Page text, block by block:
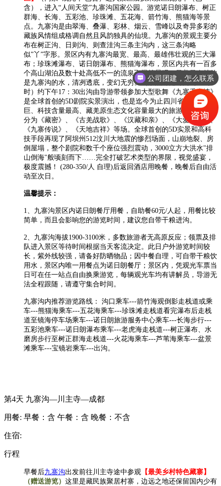
含），进入“人间天堂”九寨沟国家公园。游览诺日朗瀑布、树正
群海、长海、五彩池、珍珠滩、五花海、箭竹海、熊猫海等景
点。九寨沟是由翠海、叠瀑、彩林、烟云、雪峰以及奇异多彩的
藏族风情组成格调自然且风韵独具的仙境。九寨沟的景观主要分
布在树正沟、日则沟、则查洼沟三条主沟内，这三条沟略
似”丫”字形。景区内有九寨沟最宽、最高、最雄伟壮观的三大瀑
布；珍珠滩瀑布、诺日朗瀑布、熊猫海瀑布，景区内共有一百多
个高山湖泊及数十处高低不一的流泉飞瀑等景观。最美最奇特的
是九寨沟的水，清冽透底，变幻无穷。（景点游览时间约6-8小
时）约下午17：30出沟由导游带领参加大型歌舞《九寨千古情》
是全球首创的5D剧院实景演出，也是迄今为止四川省投资最
巨、科技含量最高、藏羌原生态文化容量最大的旅游演艺。演出
分为《藏密》、《古羌战歌》、《汉藏和亲》、《大爱无疆》、
《九寨传说》、《天地吉祥》等场。全球首创的5D实景和高科
技手段再现了阿坝州512汶川大地震的惨烈场面，山崩地裂、房
倒屋塌，整个剧院和数千个座位强烈震动，3000立方大洪水"排
山倒海"般顷刻而下……完全打破艺术类型的界限，视觉盛宴，
极度震撼！ (280-350/人 自理)后返回酒店用晚餐，晚餐后自由活
动至次日。
温馨提示：
1、九寨沟景区内诺日朗餐厅用餐，自助餐60元/人起，用餐比较
简单，而且会影响您的游览时间，建议您自带干粮进沟。
2、九寨沟海拔1900-3100米，多数旅游者无高原反应；领票及排
队进入景区等待时间根据当天客流决定。此日户外游览时间较
长，紫外线较强，请备好防晒物品；因中餐自理，可自带干粮饮
用水，景区内唯一用餐点为诺日朗餐厅；景区内，凭观光车票当
日可在任一站点自由换乘游览，每辆观光车均有讲解员，导游无
法全程跟随，请遵守集合时间。
九寨沟内推荐游览路线： 沟口乘车---箭竹海观倒影走栈道或乘
车---熊猫海乘车---五花海乘车---珍珠滩走栈道看完瀑布后走栈
道至镜海停车场乘车---诺日朗旅游服务中心乘车---长海步行---
五彩池乘车---诺日朗瀑布乘车---老虎海走栈道---树正瀑布、水
磨房步行至树正群海走栈道---火花海乘车---芦苇海乘车---盆景
滩乘车---宝镜岩乘车---出沟。
第4天 九寨沟—川主寺—成都
用餐: 早餐：含 午餐：含 晚餐：不含
住宿:
行程
早餐后九寨沟出发前往川主寺途中参观 【最美乡村特色藏寨】
（赠送游览） 这里是藏民族聚居村寨，边远之地还保留国内少有
公司团建，怎么联系